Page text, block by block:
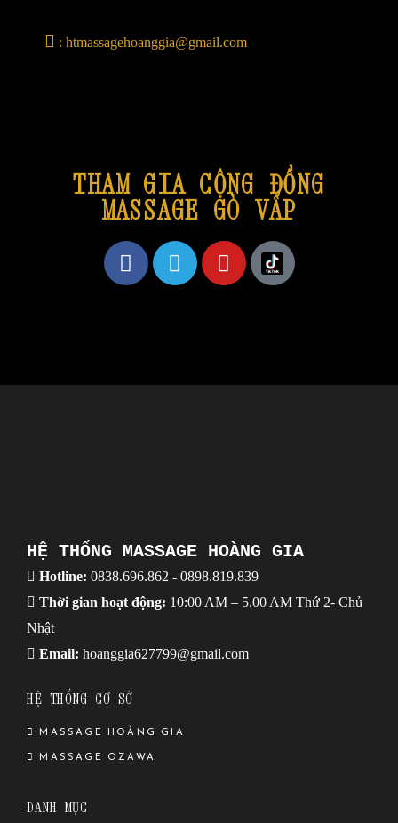
:htmassagehoanggia@gmail.com
THAM GIA CỘNG ĐỒNG
MASSAGE GÒ VẤP
HỆ THỐNG MASSAGE HOÀNG GIA
Hotline: 0838.696.862 - 0898.819.839
Thời gian hoạt động: 10:00 AM – 5.00 AM Thứ 2- Chủ
Nhật
Email: hoanggia627799@gmail.com
HỆ THỐNG CƠ SỞ
MASSAGE HOÀNG GIA
MASSAGE OZAWA
DANH MỤC